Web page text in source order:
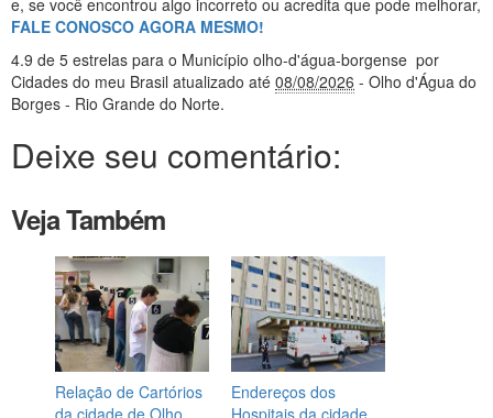
e, se você encontrou algo incorreto ou acredita que pode melhorar,
FALE CONOSCO AGORA MESMO!
4.9 de 5 estrelas para o Município olho-d'água-borgense por
Cidades do meu Brasil atualizado até 08/08/2026 - Olho d'Água do
Borges - Rio Grande do Norte.
Deixe seu comentário:
Veja Também
Relação de Cartórios
da cidade de Olho
Endereços dos
Hospitais da cidade